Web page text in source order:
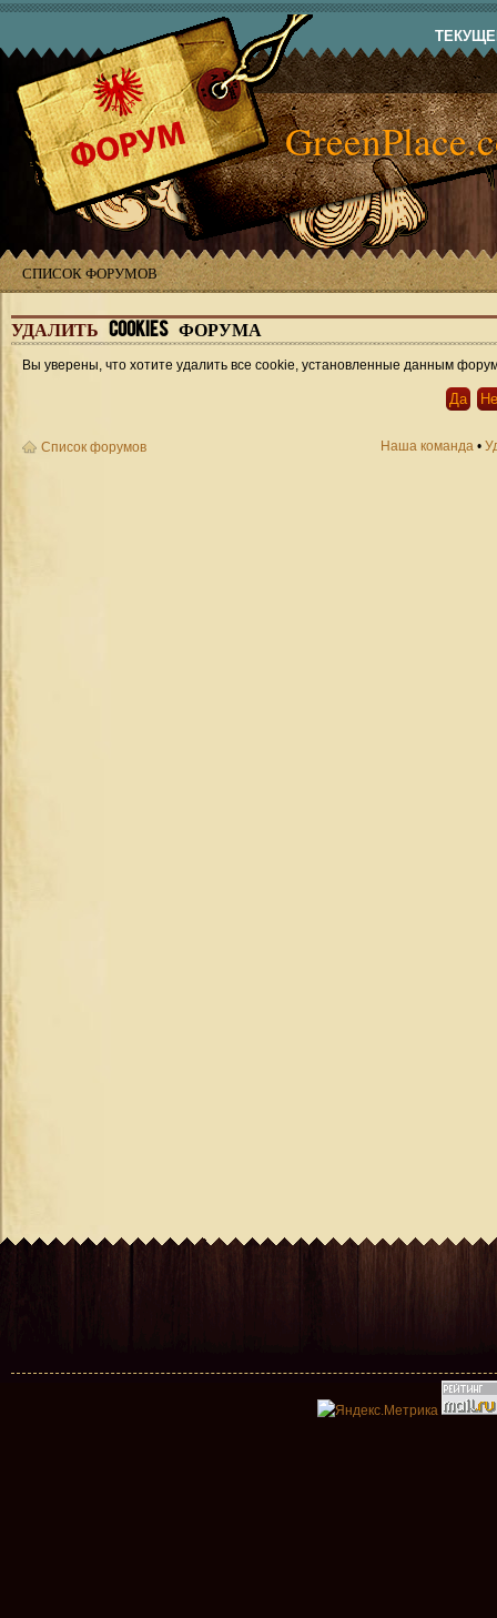
СПИСОК ФОРУМОВ
УДАЛИТЬ COOKIES ФОРУМА
Вы уверены, что хотите удалить все cookie, установленные данным
Список форумов Наша команда •